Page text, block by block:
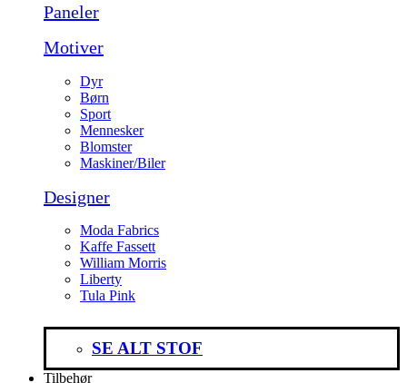
Paneler
Motiver
Dyr
Børn
Sport
Mennesker
Blomster
Maskiner/Biler
Designer
Moda Fabrics
Kaffe Fassett
William Morris
Liberty
Tula Pink
SE ALT STOF
Tilbehør